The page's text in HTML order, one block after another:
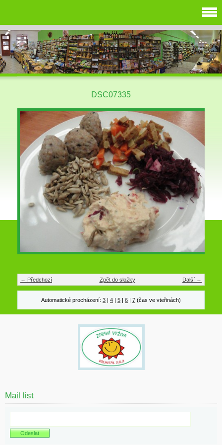
DSC07335
← Předchozí Další →
Zpět do složky
Automatické procházení: 3 | 4 | 5 | 6 | 7 (čas ve vteřinách)
Mail list